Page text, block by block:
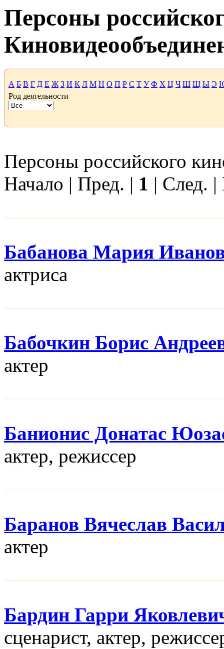
Персоны
А Б В Г Д Е Ж З И К Л М Н О П Р С Т У Ф Х Ц Ч Ш Щ Ы Э
Род деятельности
Персоны российского
Начало | Пред. | 1 | След.
Бабанова Мария
актриса
Бабочкин Борис
актер
Банионис Донатас
актер, режисcер
Баранов Вячеслав
актер
Бардин Гарри
сценарист, актер,